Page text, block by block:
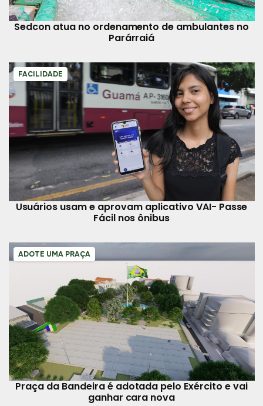
Sedcon atua no ordenamento de ambulantes no
Parárraiá
FACILIDADE
Usuários usam e aprovam aplicativo VAI- Passe
Fácil nos ônibus
ADOTE UMA PRAÇA
Praça da Bandeira é adotada pelo Exército e vai
ganhar cara nova